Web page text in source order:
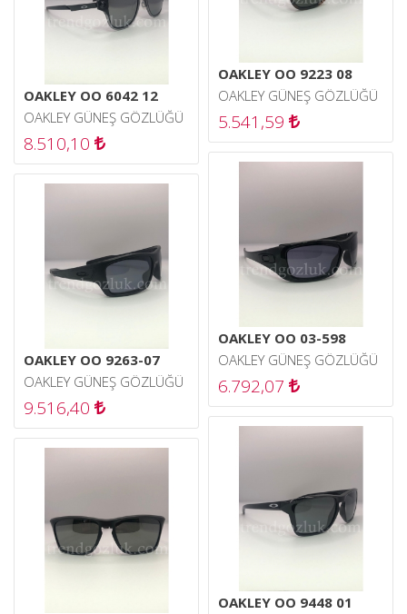
OAKLEY OO 9223 08
OAKLEY GÜNEŞ GÖZLÜĞÜ
5.541,59
OAKLEY OO 6042 12
OAKLEY GÜNEŞ GÖZLÜĞÜ
8.510,10
OAKLEY OO 03-598
OAKLEY GÜNEŞ GÖZLÜĞÜ
6.792,07
OAKLEY OO 9263-07
OAKLEY GÜNEŞ GÖZLÜĞÜ
9.516,40
OAKLEY OO 9448 01